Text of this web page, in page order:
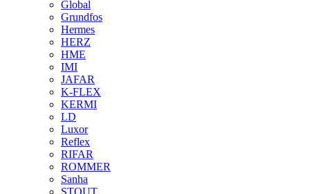
Global
Grundfos
Hermes
HERZ
HME
IMI
JAFAR
K-FLEX
KERMI
LD
Luxor
Reflex
RIFAR
ROMMER
Sanha
STOUT